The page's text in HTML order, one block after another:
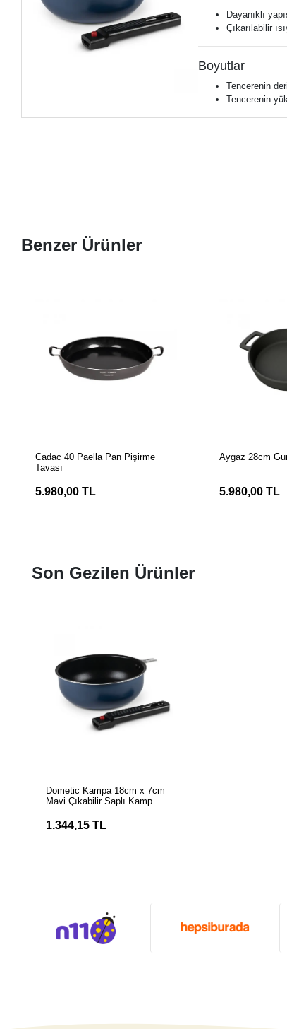
Dayanıklı
Çıkarılabilir
Boyutlar
Tencerenin
Tencerenin
Benzer Ürünler
Cadac 40 Paella Pan Pişirme
Tavası
5.980,00 TL
Aygaz 28cm
5.980,00 TL
Son Gezilen Ürünler
Dometic Kampa 18cm x 7cm
Mavi Çıkabilir Saplı Kamp
1.344,15 TL